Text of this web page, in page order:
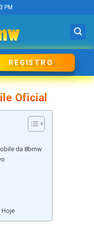
PM
REGISTRO
Oficial
da 8bmw
Hoje